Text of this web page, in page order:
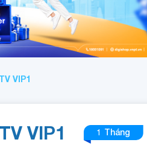
VIP1
VIP1 1 Tháng